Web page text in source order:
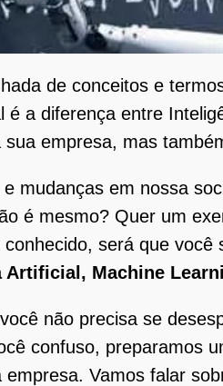
de conceitos e
é a diferença entre
empresa, mas
mudanças em nossa
é mesmo? Quer um
será que
Machine
não precisa se
confuso, preparamos
Vamos falar